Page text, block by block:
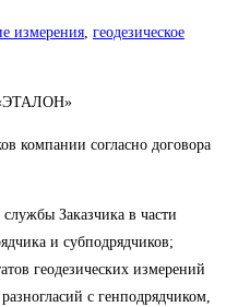
измерения, геодезическое
«ЭТАЛОН»
компании согласно договора
Заказчика в части
и субподрядчиков;
геодезических измерений
с генподрядчиком,